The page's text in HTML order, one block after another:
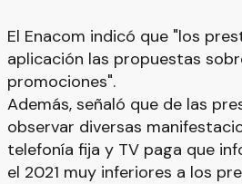
El Enacom indicó que "los
aplicación las propuestas
promociones".
Además, señaló que de las
observar diversas
telefonía fija y TV paga que
el 2021 muy inferiores a los